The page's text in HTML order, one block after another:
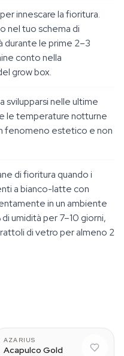
innescare la fioritura.
nel tuo schema di
durante le prime 2–3
conto nella
grow box.
svilupparsi nelle ultime
le temperature notturne
fenomeno estetico e non
di fioritura quando i
a bianco-latte con
in un ambiente
umidità per 7–10 giorni,
di vetro per almeno 2
AZARIUS
Acapulco Gold